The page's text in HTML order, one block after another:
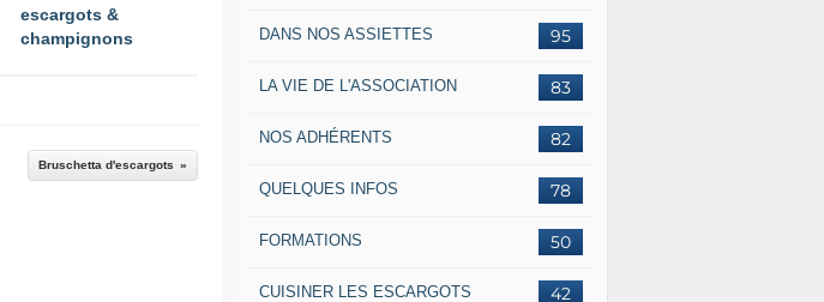
escargots &
champignons
Bruschetta d'escargots
95
DANS NOS ASSIETTES
83
LA VIE DE L'ASSOCIATION
82
NOS ADHÉRENTS
78
QUELQUES INFOS
50
FORMATIONS
42
CUISINER LES ESCARGOTS